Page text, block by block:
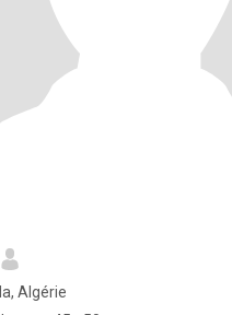
Algérie